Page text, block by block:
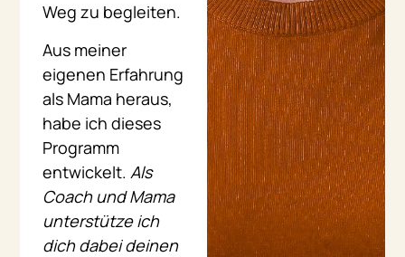
Weg zu begleiten.
Aus meiner
eigenen Erfahrung
als Mama heraus,
habe ich dieses
Programm
entwickelt. Als
Coach und Mama
unterstütze ich
dich dabei deinen